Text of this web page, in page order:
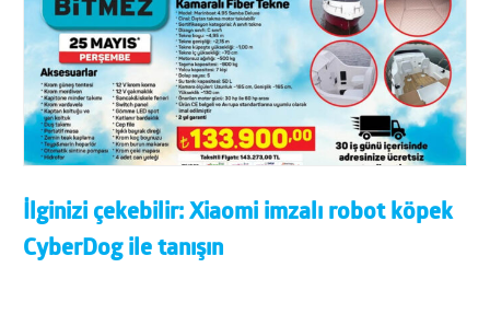
İlginizi çekebilir:Xiaomi imzalı robot köpek
CyberDog ile tanışın